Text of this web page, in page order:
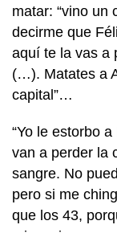
matar: “vino un
decirme que
aquí te la vas a
(…). Matates a
capital”…
“Yo le estorbo
van a perder la
sangre. No
pero si me
que los 43,